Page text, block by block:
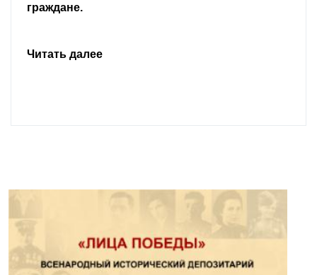
граждане.
Читать далее